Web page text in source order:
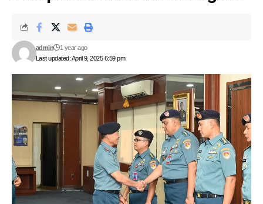
Last updated: April 9, 2025 6:59 pm
admin 1 year ago